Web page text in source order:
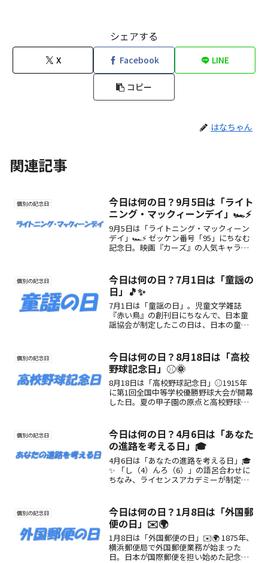
シェアする
X Facebook LINE
コピー
はなちゃん
関連記事
個別の記念日
今日は何の日？9月5日は「ライト
ニング・マックィーンデイ」🏎️⚡
9月5日は「ライトニング・マックィーン
デイ」🏎️⚡ ゼッケン番号「95」にちなむ
記念日。映画『カーズ』の人気キャラク
個別の記念日
今日は何の日？7月1日は「童謡の
日」🎵✨
7月1日は「童謡の日」。児童文学雑誌
『赤い鳥』の創刊日にちなんで、日本童
謡協会が制定したこの日は、日本の童謡
個別の記念日
今日は何の日？8月18日は「高校
野球記念日」⚾🌞
8月18日は「高校野球記念日」⚾1915年
に第1回全国中等学校優勝野球大会が開幕
した日。夏の甲子園の原点と高校野球の
個別の記念日
今日は何の日？4月6日は「あなた
の進路を考える日」🎓
4月6日は「あなたの進路を考える日」🎓
✨ 「し（4）んろ（6）」の語呂合わせに
ちなみ、ライセンスアカデミーが制定。
大切な日です。
個別の記念日
今日は何の日？1月8日は「外国郵
便の日」✉️🌍
1月8日は「外国郵便の日」✉️🌍 1875年、
横浜郵便局で外国郵便業務が始まった
日。日本が国際郵便を担い始めた記念日